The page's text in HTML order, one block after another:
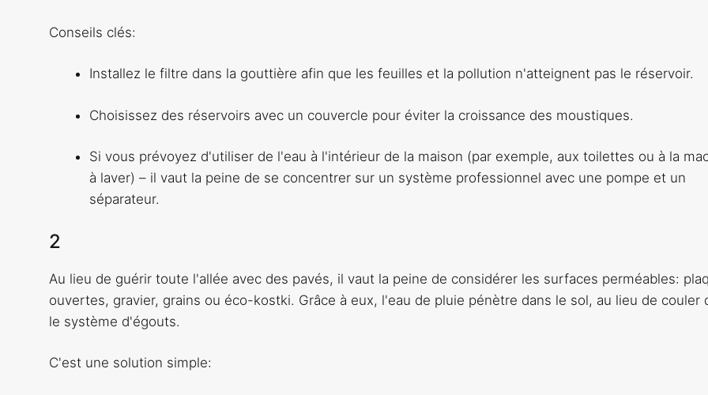
Conseils clés:
Installez le filtre dans la gouttière afin que les feuilles et la pollution n'atteignent pas le réservoir.
Choisissez des réservoirs avec un couvercle pour éviter la croissance des moustiques.
Si vous prévoyez d'utiliser de l'eau à l'intérieur de la maison (par exemple, aux toilettes ou à la
à laver) – il vaut la peine de se concentrer sur un système professionnel avec une pompe et un
séparateur.
2
Au lieu de guérir toute l'allée avec des pavés, il vaut la peine de considérer les surfaces perméables:
ouvertes, gravier, grains ou éco-kostki. Grâce à eux, l'eau de pluie pénètre dans le sol, au lieu de couler
le système d'égouts.
C'est une solution simple: